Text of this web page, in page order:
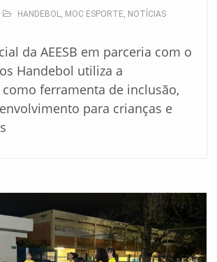
HANDEBOL, MOC ESPORTE, NOTÍCIAS
da AEESB em parceria com o
Handebol utiliza a
ferramenta de inclusão,
para crianças e